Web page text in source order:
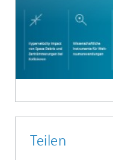
Teilen